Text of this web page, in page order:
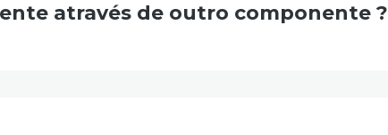
através de outro componente ?